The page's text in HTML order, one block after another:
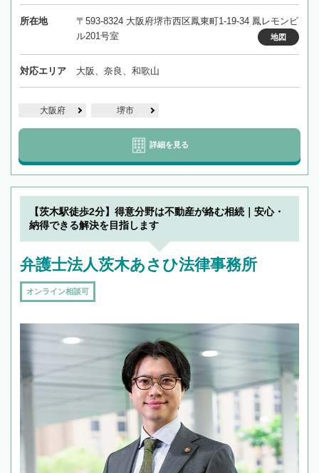
所在地
〒593-8324 大阪府堺市西区鳳東町1-19-34 鳳レモンビ
ル201号室
地図
対応エリア 大阪、奈良、和歌山
大阪府 堺市
詳細を見る
【茨木駅徒歩2分】得意分野は不動産が絡む相続｜安心・
納得できる解決を目指します
弁護士法人茨木あさひ法律事務所
オンライン相談可